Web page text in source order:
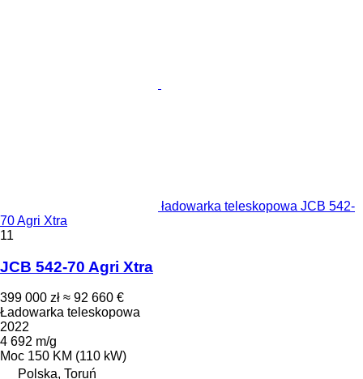
ładowarka teleskopowa JCB 542-
70 Agri Xtra
11
JCB 542-70 Agri Xtra
399 000 zł ≈ 92 660 €
Ładowarka teleskopowa
2022
4 692 m/g
Moc 150 KM (110 kW)
Polska, Toruń